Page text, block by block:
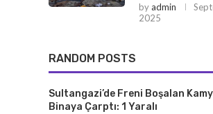
byadmin
2025
RANDOM POSTS
Sultangazi’de Freni Boşalan
Binaya Çarptı: 1 Yaralı